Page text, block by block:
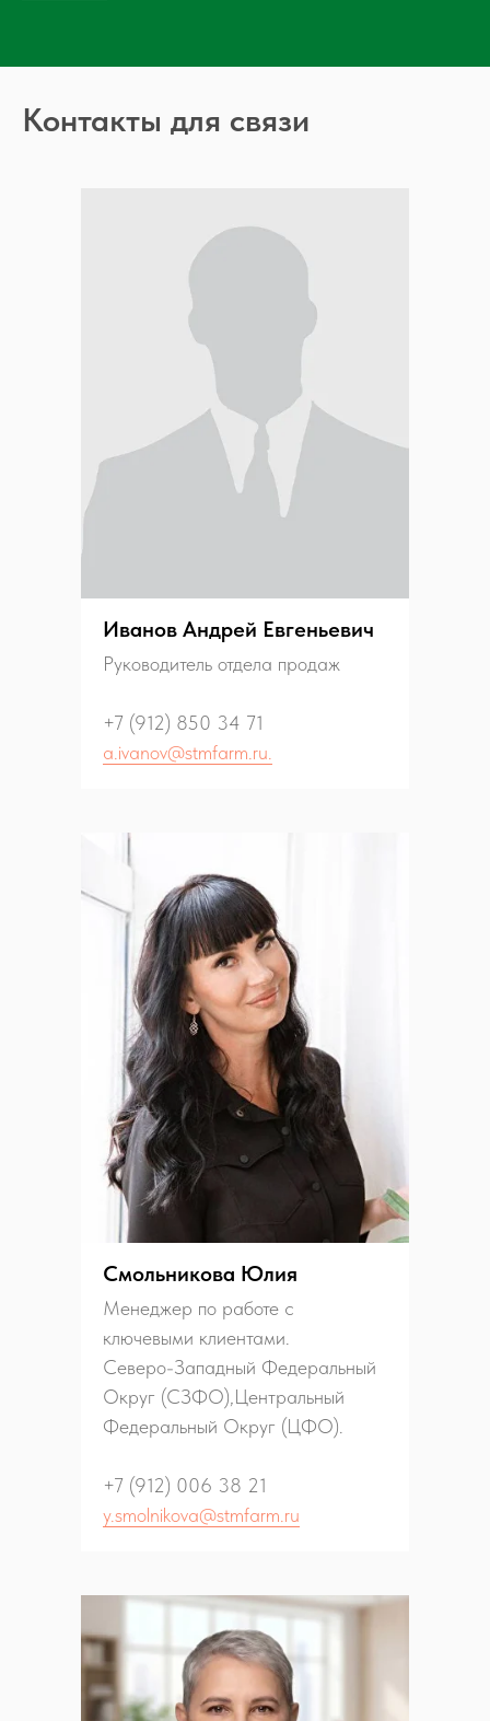
Контакты для связи
Иванов Андрей Евгеньевич
Руководитель отдела продаж
+7 (912) 850 34 71
a.ivanov@stmfarm.ru.
Смольникова Юлия
Менеджер по работе с
ключевыми клиентами.
Северо-Западный Федеральный
Округ (СЗФО),Центральный
Федеральный Округ (ЦФО).
+7 (912) 006 38 21
y.smolnikova@stmfarm.ru